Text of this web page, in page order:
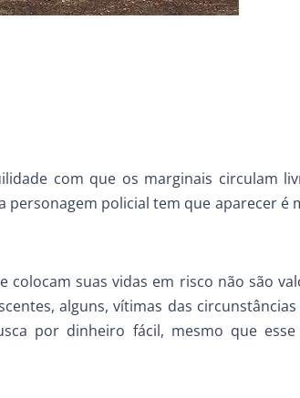
com que os marginais circulam
policial tem que aparecer é
suas vidas em risco não são
alguns, vítimas das
por dinheiro fácil, mesmo que